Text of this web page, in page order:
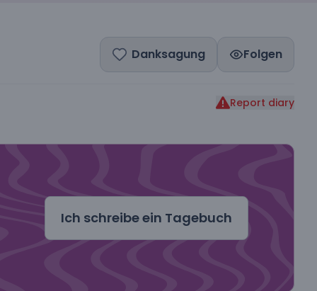
Danksagung Folgen
Report diary
Ich schreibe ein Tagebuch